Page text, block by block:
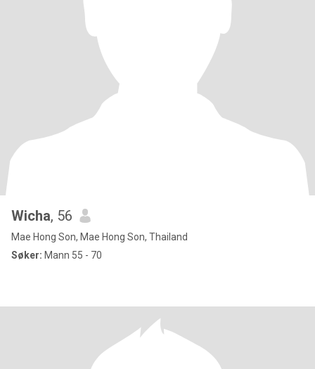
Wicha, 56
Mae Hong Son, Mae Hong Son, Thailand
Søker: Mann 55 - 70